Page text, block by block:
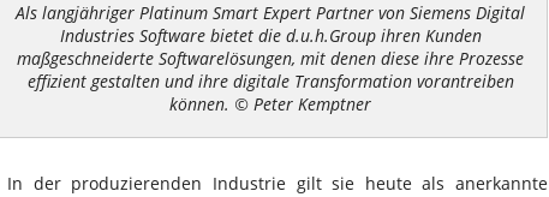
Als langjähriger Platinum Smart Expert Partner von Siemens Digital
Industries Software bietet die d.u.h.Group ihren Kunden
maßgeschneiderte Softwarelösungen, mit denen diese ihre Prozesse
effizient gestalten und ihre digitale Transformation vorantreiben
können. © Peter Kemptner
In der produzierenden Industrie gilt sie heute als anerkannte